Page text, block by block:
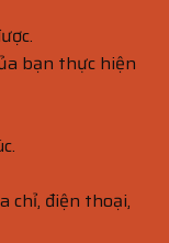
bạn thực hiện
chỉ, điện thoại,